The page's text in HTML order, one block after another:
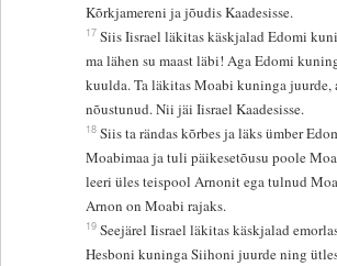
Kõrkjamereni ja jõudis Kaadesisse.
17 Siis Iisrael läkitas käskjalad Edomi
ma lähen su maast läbi! Aga Edomi
kuulda. Ta läkitas Moabi kuninga juurde,
nõustunud. Nii jäi Iisrael Kaadesisse.
18 Siis ta rändas kõrbes ja läks ümber
Moabimaa ja tuli päikesetõusu poole
leeri üles teispool Arnonit ega tulnud
Arnon on Moabi rajaks.
19 Seejärel Iisrael läkitas käskjalad
Hesboni kuninga Siihoni juurde ning